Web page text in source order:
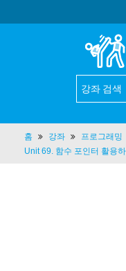
홈 강좌 프로그래밍
Unit 69. 함수 포인터 활용하